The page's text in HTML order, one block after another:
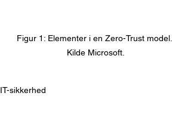
Figur 1: Elementer i en Zero-Trust model.
Kilde Microsoft.
IT-sikkerhed